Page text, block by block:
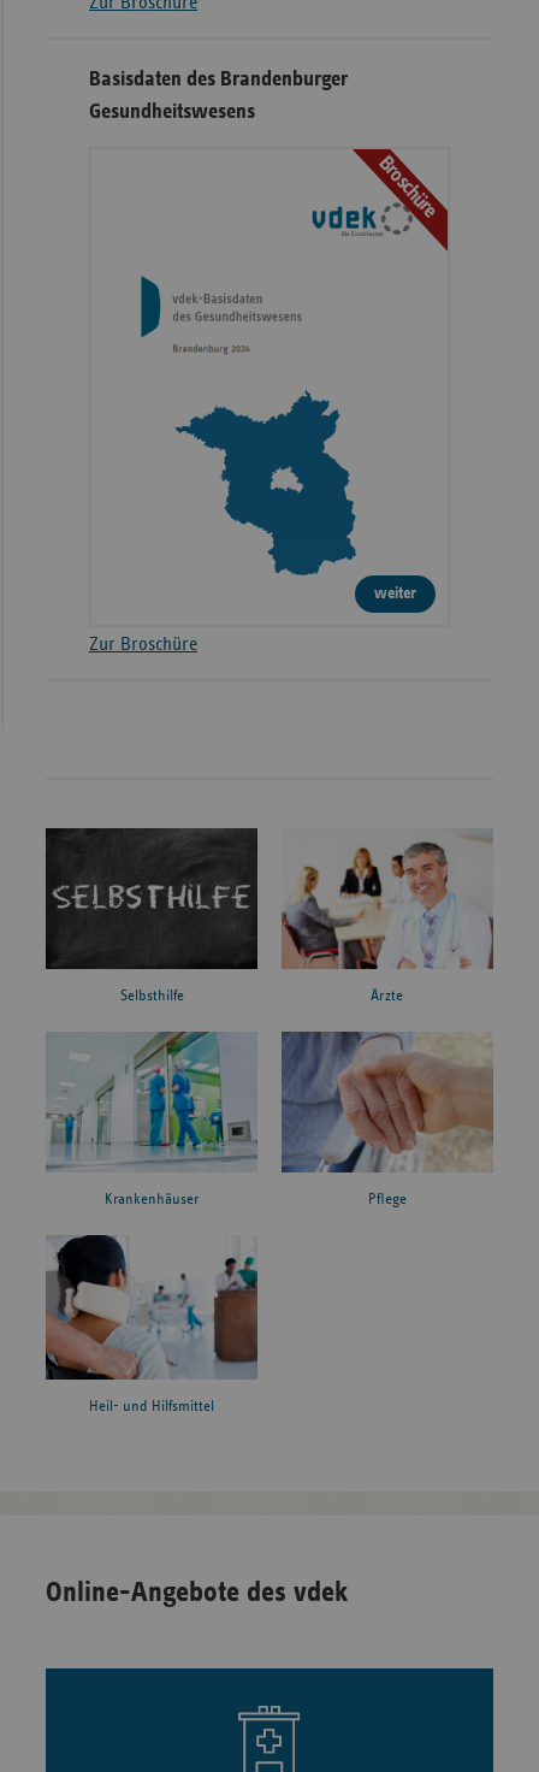
Basisdaten des Brandenburger
Gesundheitswesens
Broschüre
weiter
Zur Broschüre
Selbsthilfe Ärzte
Krankenhäuser Pflege
Heil- und Hilfsmittel
Online-Angebote des vdek